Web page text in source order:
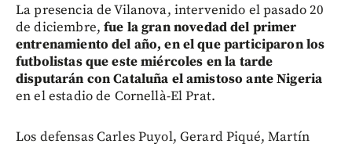
La presencia de Vilanova, intervenido el pasado 20
de diciembre,fue la gran novedad del primer
entrenamiento del año, en el que participaron los
futbolistas que este miércoles en la tarde
disputarán con Cataluña el amistoso ante Nigeria
en el estadio de Cornellà-El Prat.
Los defensas Carles Puyol, Gerard Piqué, Martín